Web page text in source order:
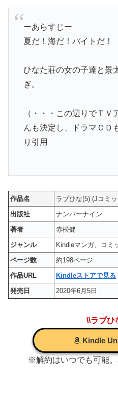
ーあらすじー
夏だ！海だ！バイトだ！
ひなた荘の女の子達と景
ぎ。
（・・・この辺りでＴＶ
んも決定し、ドラマＣＤ
り引用
作品名
ラブひな(5) (Jコミ
出版社
ナンバーナイン
著者
赤松健
ジャンル
Kindleマンガ、コミ
ページ数
約198ページ
作品URL
Kindleストアで見る
発売日
2020年6月5日
\\ラブひ
Kindle
※解約はいつでも可能